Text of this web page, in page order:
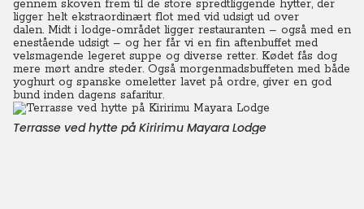
gennem skoven frem til de store spredtliggende hytter, der
ligger helt ekstraordinært flot med vid udsigt ud over
dalen. Midt i lodge-området ligger restauranten – også med en
enestående udsigt – og her får vi en fin aftenbuffet med
velsmagende legeret suppe og diverse retter. Kødet fås dog
mere mørt andre steder. Også morgenmadsbuffeten med både
yoghurt og spanske omeletter lavet på ordre, giver en god
bund inden dagens safaritur.
Terrasse ved hytte på Kiririmu Mayara Lodge